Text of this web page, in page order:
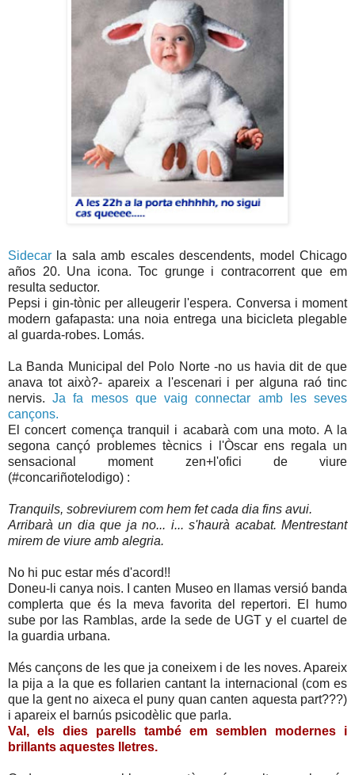
Sidecar la sala amb escales descendents, model Chicago
años 20. Una icona. Toc grunge i contracorrent que em
resulta seductor.
Pepsi i gin-tònic per alleugerir l'espera. Conversa i moment
modern gafapasta: una noia entrega una bicicleta plegable
al guarda-robes. Lomás.
La Banda Municipal del Polo Norte -no us havia dit de que
anava tot això?- apareix a l'escenari i per alguna raó tinc
nervis.Ja fa mesos que vaig connectar amb les seves
cançons.
El concert comença tranquil i acabarà com una moto. A la
segona cançó problemes tècnics i l'Òscar ens regala un
sensacional moment zen+l'ofici de viure
(#concariñotelodigo) :
Tranquils, sobreviurem com hem fet cada dia fins avui.
Arribarà un dia que ja no... i... s'haurà acabat. Mentrestant
mirem de viure amb alegria.
No hi puc estar més d'acord!!
Doneu-li canya nois. I canten Museo en llamas versió banda
complerta que és la meva favorita del repertori. El humo
sube por las Ramblas, arde la sede de UGT y el cuartel de
la guardia urbana.
Més cançons de les que ja coneixem i de les noves. Apareix
la pija a la que es follarien cantant la internacional (com es
que la gent no aixeca el puny quan canten aquesta part???)
i apareix el barnús psicodèlic que parla.
Val, els dies parells també em semblen modernes i
brillants aquestes lletres.